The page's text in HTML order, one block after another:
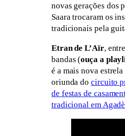
novas gerações dos
Saara trocaram os
tradicionais pela
Etran de L’Aïr,
bandas (ouça a
é a mais nova
oriunda docircuito
de festas de
tradicional em